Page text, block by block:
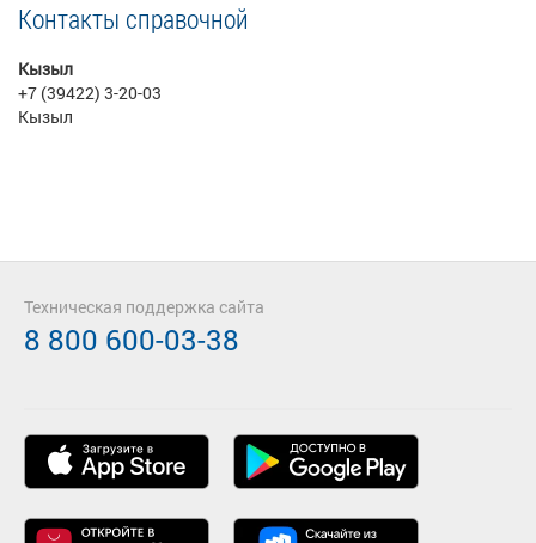
Контакты справочной
Кызыл
+7 (39422) 3-20-03
Кызыл
Техническая поддержка сайта
8 800 600-03-38